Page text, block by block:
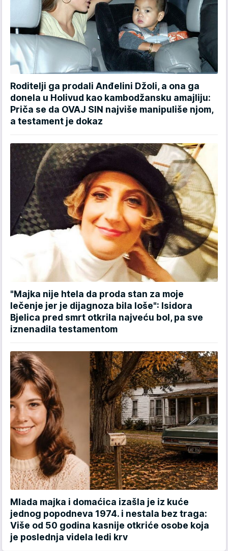
Roditelji ga prodali Anđelini Džoli, a ona ga
donela u Holivud kao kambodžansku amajliju:
Priča se da OVAJ SIN najviše manipuliše njom,
a testament je dokaz
"Majka nije htela da proda stan za moje
lečenje jer je dijagnoza bila loše": Isidora
Bjelica pred smrt otkrila najveću bol, pa sve
iznenadila testamentom
Mlada majka i domaćica izašla je iz kuće
jednog popodneva 1974. i nestala bez traga:
Više od 50 godina kasnije otkriće osobe koja
je poslednja videla ledi krv